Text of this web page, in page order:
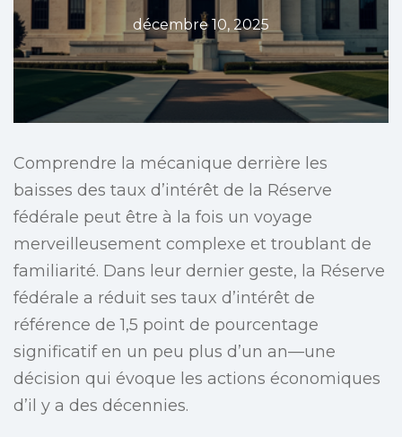
décembre 10, 2025
Comprendre la mécanique derrière les
baisses des taux d’intérêt de la Réserve
fédérale peut être à la fois un voyage
merveilleusement complexe et troublant de
familiarité. Dans leur dernier geste, la Réserve
fédérale a réduit ses taux d’intérêt de
référence de 1,5 point de pourcentage
significatif en un peu plus d’un an—une
décision qui évoque les actions économiques
d’il y a des décennies.